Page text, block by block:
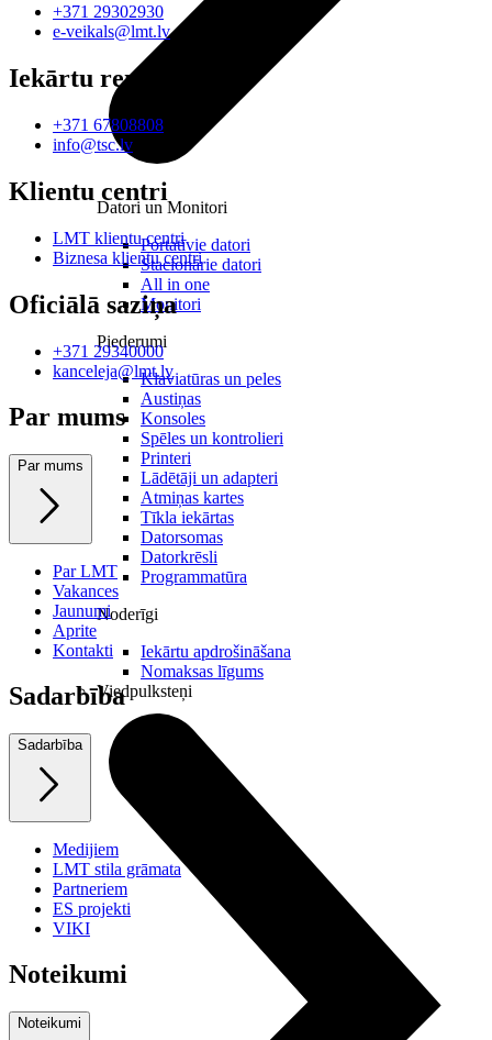
Datori un Monitori
Portatīvie datori
Stacionārie datori
All in one
Monitori
Piederumi
Klaviatūras un peles
Austiņas
Konsoles
Spēles un kontrolieri
Printeri
Lādētāji un adapteri
Atmiņas kartes
Tīkla iekārtas
Datorsomas
Datorkrēsli
Programmatūra
Noderīgi
Iekārtu apdrošināšana
Nomaksas līgums
Viedpulksteņi
+371 29302930
e-veikals@lmt.lv
Iekārtu remonts
+371 67808808
info@tsc.lv
Klientu centri
LMT klientu centri
Biznesa klientu centri
Oficiālā saziņa
+371 29340000
kanceleja@lmt.lv
Par mums
Par mums
Par LMT
Vakances
Jaunumi
Aprite
Kontakti
Sadarbība
Sadarbība
Medijiem
LMT stila grāmata
Partneriem
ES projekti
VIKI
Noteikumi
Noteikumi